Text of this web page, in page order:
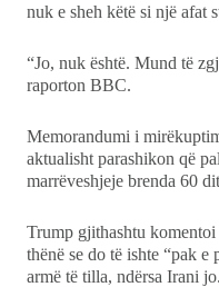
nuk e sheh këtë si një afat
“Jo, nuk është. Mund të
raporton BBC.
Memorandumi i
aktualisht parashikon që
marrëveshjeje brenda 60
Trump gjithashtu
thënë se do të ishte “pak e
armë të tilla, ndërsa Irani jo.